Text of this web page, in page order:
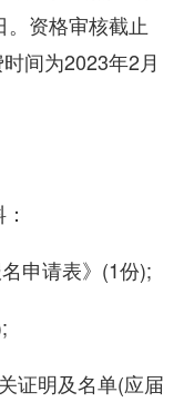
。资格审核截止
间为2023年2月
申请表》(1份);
证明及名单(应届